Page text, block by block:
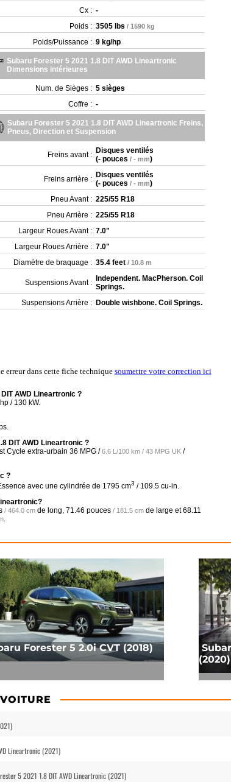
Cx : -
Poids : 3505 lbs / 1590 kg
Poids/Puissance : 9 kg/hp
Subaru Forester 5 2021 1.8 DIT AWD Lineartronic
Dimensions intérieures
Num. de Sièges : 5 sièges
Coffre : -
Subaru Forester 5 2021 1.8 DIT AWD Lineartronic Freins,
Pneus, Direction et Suspension
Freins avant : Disques ventilés
(- pouces / - mm)
Freins arrière : Disques ventilés
(- pouces / - mm)
Pneu Avant : 225/55 R18
Pneu Arrière : 225/55 R18
Largeur Roues Avant : 7.0"
Largeur Roues Arrière : 7.0"
Diamètre de braquage : 35.4 feet / 10.8 m
Suspensions Avant :
Independent. MacPherson. Coil
Springs.
Suspensions Arrière : Double wishbone. Coil Springs.
erreur dans cette fiche techniquesoumettre votre correction ici
AWD Lineartronic ?
/ 130 kW.
DIT AWD Lineartronic ?
Cycle extra-urbain 36 MPG /6.6 L/100 km / 43 MPG UK /
?
avec une cylindrée de 1795 cm3 / 109.5 cu-in.
/ 464.0 cm de long, 71.46 pouces / 181.5 cm de large et68.11
.
Forester 5 2.0i CVT (2018)
(2020)
Lineartronic (2021)
5 2021 1.8 DIT AWD Lineartronic (2021)